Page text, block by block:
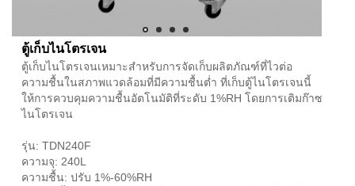
ตู้เก็บไนโตรเจน
ตู้เก็บไนโตรเจนเหมาะสำหรับการจัดเก็บผลิตภัณฑ์ที่ไวต่อ
ความชื้นในสภาพแวดล้อมที่มีความชื้นต่ำ ที่เก็บตู้ไนโตรเจนนี้
ให้การควบคุมความชื้นอัตโนมัติที่ระดับ 1%RH โดยการเติมก๊าซ
ไนโตรเจน
รุ่น: TDN240F
ความจุ: 240L
ความชื้น: ปรับ 1%-60%RH